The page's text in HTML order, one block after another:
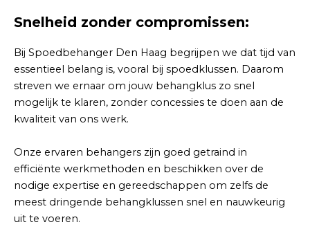
Snelheid zonder compromissen:
Bij Spoedbehanger Den Haag begrijpen we dat tijd van
essentieel belang is, vooral bij spoedklussen. Daarom
streven we ernaar om jouw behangklus zo snel
mogelijk te klaren, zonder concessies te doen aan de
kwaliteit van ons werk.
Onze ervaren behangers zijn goed getraind in
efficiënte werkmethoden en beschikken over de
nodige expertise en gereedschappen om zelfs de
meest dringende behangklussen snel en nauwkeurig
uit te voeren.